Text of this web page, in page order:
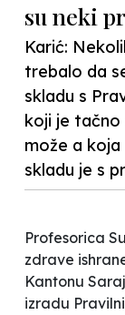
su neki
Karić:
trebalo da
skladu s
koji je tačno
može a koja
skladu je s
Profesorica
zdrave
Kantonu
izradu